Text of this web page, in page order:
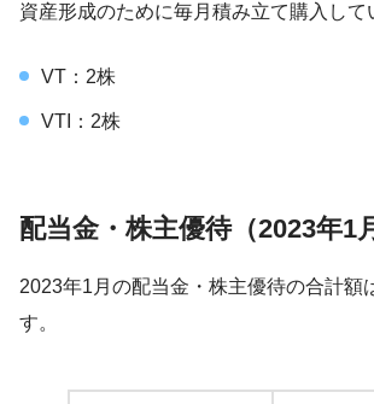
資産形成のために毎月積み立て購入して
VT：2株
VTI：2株
配当金・株主優待（2023年1
2023年1月の配当金・株主優待の合計額
す。